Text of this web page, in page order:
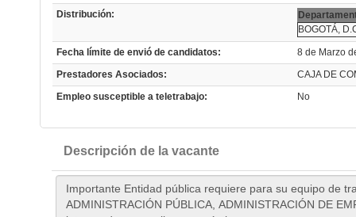
Distribución:
BOGOTÁ,
Fecha límite de envió de candidatos:
8 de Marzo
Prestadores Asociados:
CAJA DE
Empleo susceptible a teletrabajo:
No
Descripción de la vacante